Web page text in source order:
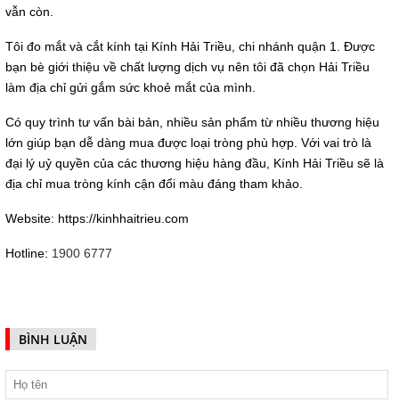
vẫn còn.
Tôi đo mắt và cắt kính tại Kính Hải Triều, chi nhánh quận 1. Được
bạn bè giới thiệu về chất lượng dịch vụ nên tôi đã chọn Hải Triều
làm địa chỉ gửi gắm sức khoẻ mắt của mình.
Có quy trình tư vấn bài bản, nhiều sản phẩm từ nhiều thương hiệu
lớn giúp bạn dễ dàng mua được loại tròng phù hợp. Với vai trò là
đại lý uỷ quyền của các thương hiệu hàng đầu, Kính Hải Triều sẽ là
địa chỉ mua tròng kính cận đổi màu đáng tham khảo.
Website: https://kinhhaitrieu.com
Hotline: 1900 6777
BÌNH LUẬN